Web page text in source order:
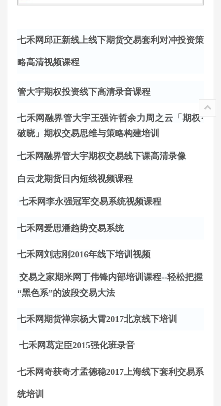
七禾网邱正新线上线下期货交易套利对冲投资策
略高清视频课程
管大宇期权投资线下高清录音课程
七禾网融界管大宇王强许哲余力周之云「期权·
破晓」期权交易思维与策略构建培训
七禾网融界管大宇期权交易线下课高清录像
白云龙期货日内短线视频课程
七禾网李永强冠军交易系统视频课程
七禾网爱思潘趋势交易系统
七禾网刘志刚2016年线下培训视频
交易之家期米网丁伟锋内部培训课程--轻松把握
“黑色系”的波段交易大法
七禾网期货禅宗杨大霄2017北京线下培训
七禾网葛定臣2015强化班录音
七禾网奇获奇才孟德稳2017上海线下套利交易系
统培训